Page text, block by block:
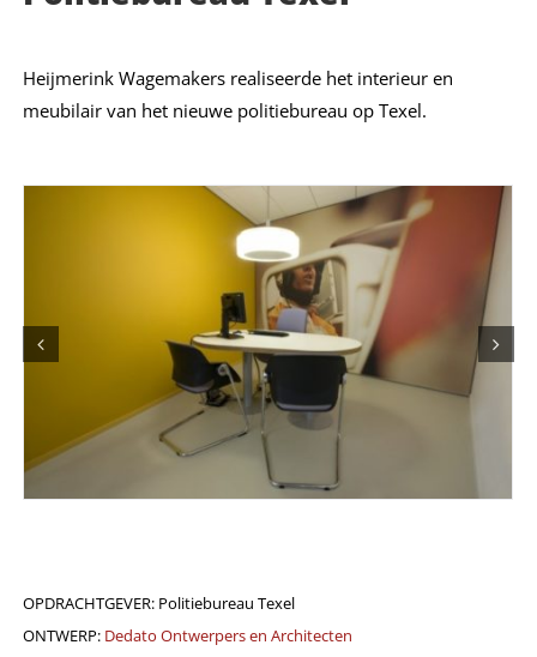
Heijmerink Wagemakers realiseerde het interieur en
meubilair van het nieuwe politiebureau op Texel.
OPDRACHTGEVER: Politiebureau Texel
ONTWERP: Dedato Ontwerpers en Architecten